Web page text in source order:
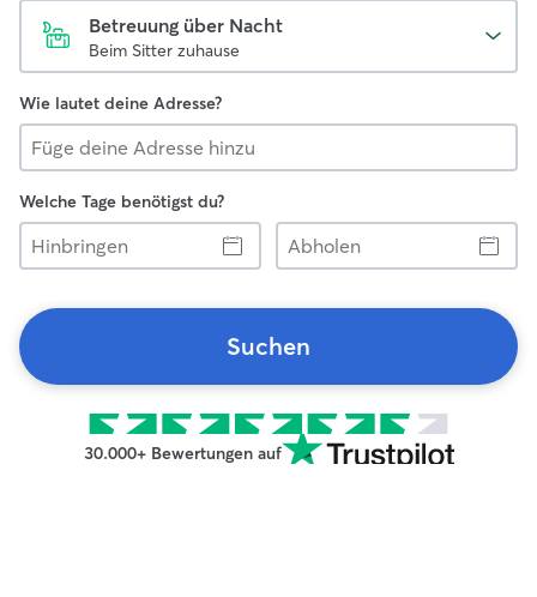
Betreuung über Nacht
Beim Sitter zuhause
Wie lautet deine Adresse?
Welche Tage benötigst du?
Hinbringen
Abholen
Suchen
30.000+ Bewertungen auf